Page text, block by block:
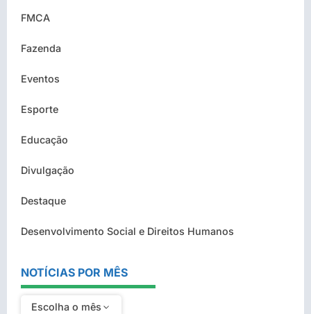
FMCA
Fazenda
Eventos
Esporte
Educação
Divulgação
Destaque
Desenvolvimento Social e Direitos Humanos
NOTÍCIAS POR MÊS
Escolha o mês